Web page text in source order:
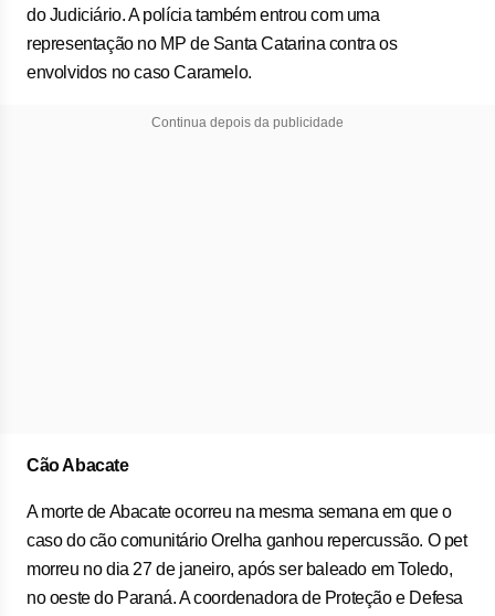
do Judiciário. A polícia também entrou com uma
representação no MP de Santa Catarina contra os
envolvidos no caso Caramelo.
Continua depois da publicidade
Cão Abacate
A morte de Abacate ocorreu na mesma semana em que o
caso do cão comunitário Orelha ganhou repercussão. O pet
morreu no dia 27 de janeiro, após ser baleado em Toledo,
no oeste do Paraná. A coordenadora de Proteção e Defesa